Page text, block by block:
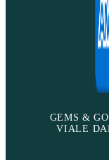
GEMS &
VIALE